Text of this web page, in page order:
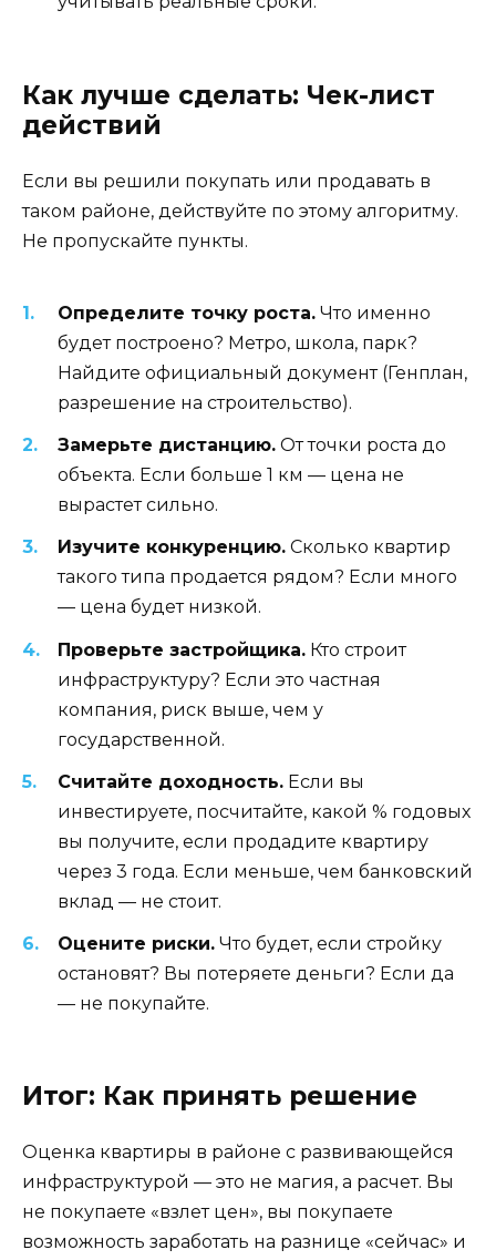
Как лучше сделать: Чек-лист
действий
Если вы решили покупать или продавать в
таком районе, действуйте по этому алгоритму.
Не пропускайте пункты.
Определите точку роста. Что именно
будет построено? Метро, школа, парк?
Найдите официальный документ (Генплан,
разрешение на строительство).
Замерьте дистанцию. От точки роста до
объекта. Если больше 1 км — цена не
вырастет сильно.
Изучите конкуренцию. Сколько квартир
такого типа продается рядом? Если много
— цена будет низкой.
Проверьте застройщика. Кто строит
инфраструктуру? Если это частная
компания, риск выше, чем у
государственной.
Считайте доходность. Если вы
инвестируете, посчитайте, какой % годовых
вы получите, если продадите квартиру
через 3 года. Если меньше, чем банковский
вклад — не стоит.
Оцените риски. Что будет, если стройку
остановят? Вы потеряете деньги? Если да
— не покупайте.
Итог: Как принять решение
Оценка квартиры в районе с развивающейся
инфраструктурой — это не магия, а расчет. Вы
не покупаете «взлет цен», вы покупаете
возможность заработать на разнице «сейчас» и